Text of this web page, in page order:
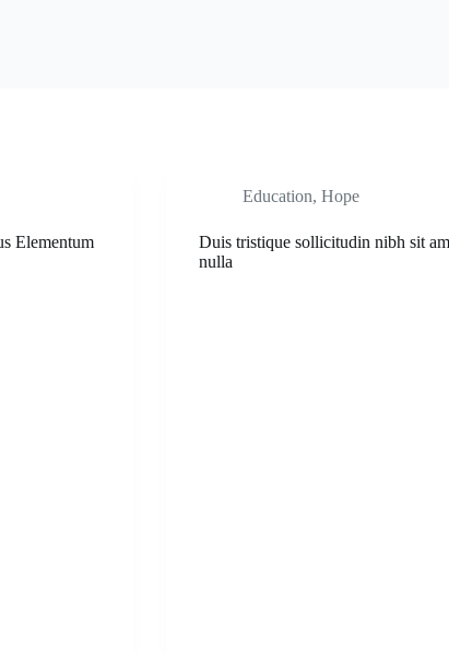
Elementum
Education,Hope
Duis tristique sollicitudin nibh sit
nulla